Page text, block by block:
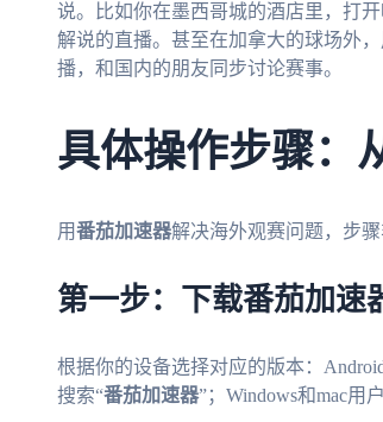
说。比如你在墨西哥城的酒店里，打
解说的直播。甚至在加拿大的球场外
播，和国内的朋友同步讨论赛事。
具体操作步骤：
用番茄加速器解决海外观赛问题，步
第一步：下载番茄加速
根据你的设备选择对应的版本：
搜索“番茄加速器”；Windows和mac用